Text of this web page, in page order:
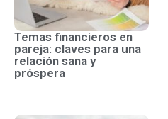
Temas financieros en
pareja: claves para una
relación sana y
próspera